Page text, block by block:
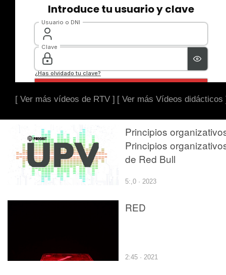
[ Ver más vídeos de RTV ] [ Ver más Vídeos didácticos
Principios
Principios
de Red Bull
5:,0 · 2023
RED
2:45 · 2021